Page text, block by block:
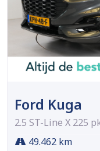
Ford Kuga
2.5 ST-Line X 225
49.462 km